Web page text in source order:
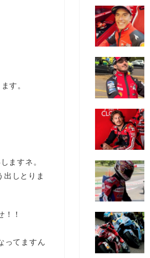
す。
ますネ。
しとりま
！
ってますん